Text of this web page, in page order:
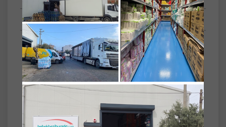
Anket
SET 3'lü
Sebamed Bebek Şampuanı 250ML (3 Lü Set)
Sebamed Bebek Şampuanı, hassas bebek
cildi ve saç derisi için özel olarak geliştirilmiş
sabun ve alkali içermeyen formüle sahiptir.